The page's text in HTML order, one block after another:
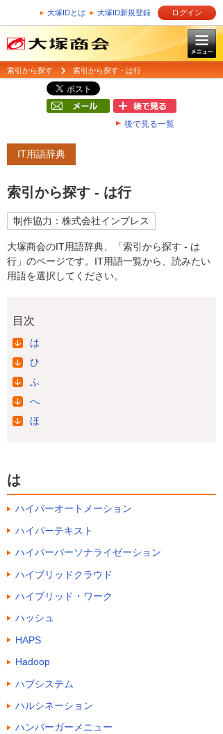
大塚IDとは 大塚ID新規登録 ログイン
索引から探す 索引から探す - は行
後で見る一覧
IT用語辞典
索引から探す - は行
制作協力：株式会社インプレス
大塚商会のIT用語辞典、「索引から探す - は
行」のページです。IT用語一覧から、読みたい
用語を選択してください。
目次
は
ひ
ふ
へ
ほ
は
ハイパーオートメーション
ハイパーテキスト
ハイパーパーソナライゼーション
ハイブリッドクラウド
ハイブリッド・ワーク
ハッシュ
HAPS
Hadoop
ハブシステム
ハルシネーション
ハンバーガーメニュー